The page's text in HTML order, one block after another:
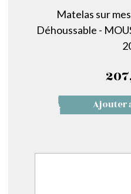
Matelas sur
Déhoussable -
Ajouter